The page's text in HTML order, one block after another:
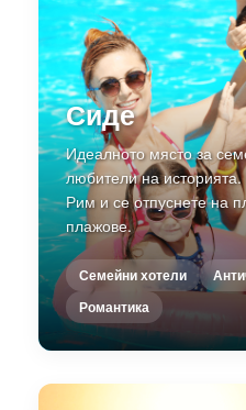
Сиде
Идеалното място за
любители на
Рим и се отпуснете на
плажове.
Семейни хотели
Романтика